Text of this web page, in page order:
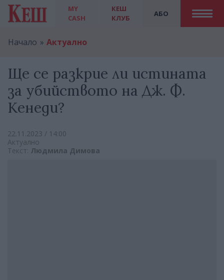
MY
CASH
АБО
КЕШ
КЛУБ
Начало Актуално
Ще се разкрие ли истината
за убийството на Дж. Ф.
Кенеди?
22.11.2023 / 14:00
Актуално
Текст: Людмила Димова